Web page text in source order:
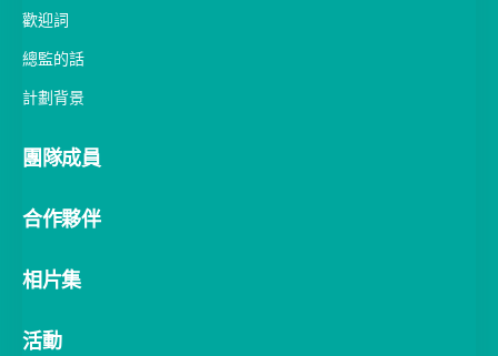
歡迎詞
總監的話
計劃背景
團隊成員
合作夥伴
相片集
活動